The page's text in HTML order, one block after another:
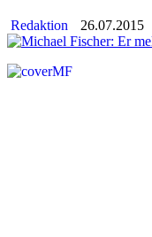
Redaktion 26.07.2015